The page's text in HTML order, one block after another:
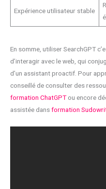
Expérience utilisateur stable
En somme, utiliser SearchGPT
d’interagir avec le web, qui
d’un assistant proactif. Pour
conseillé de consulter des
formation ChatGPTou encore
assistée dansformation